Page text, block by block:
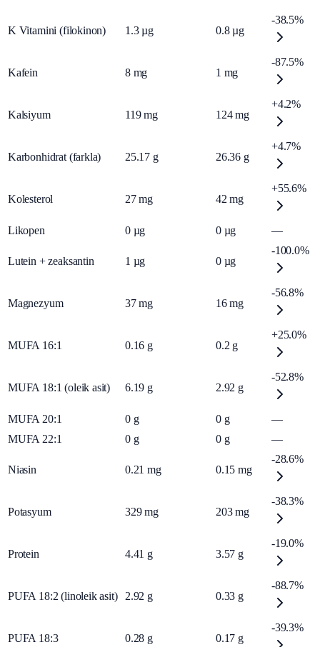
K Vitamini (filokinon) 1.3 µg 0.8 µg
-38.5%
Kafein 8 mg 1 mg
-87.5%
Kalsiyum 119 mg 124 mg
+4.2%
Karbonhidrat (farkla) 25.17 g 26.36 g
+4.7%
Kolesterol 27 mg 42 mg
+55.6%
Likopen 0 µg 0 µg —
Lutein + zeaksantin 1 µg 0 µg
-100.0%
Magnezyum 37 mg 16 mg
-56.8%
MUFA 16:1 0.16 g 0.2 g
+25.0%
MUFA 18:1 (oleik asit) 6.19 g 2.92 g
-52.8%
MUFA 20:1 0 g 0 g
—
MUFA 22:1
0 g 0 g —
Niasin 0.21 mg 0.15 mg
-28.6%
Potasyum 329 mg 203 mg
-38.3%
Protein 4.41 g 3.57 g
-19.0%
PUFA 18:2 (linoleik asit) 2.92 g 0.33 g
-88.7%
PUFA 18:3 0.28 g 0.17 g
-39.3%